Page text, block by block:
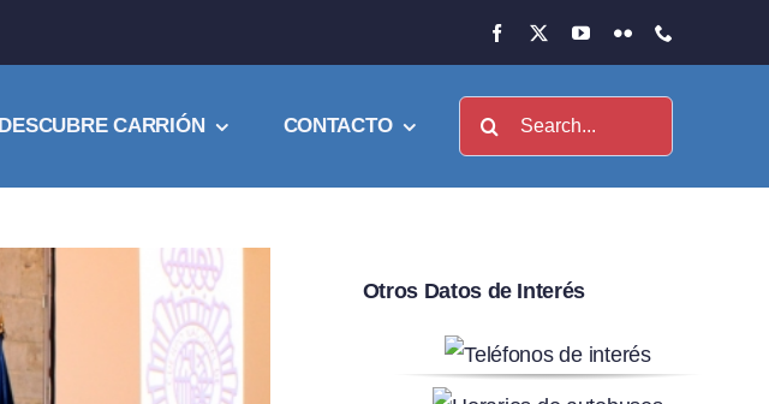
DESCUBRE CARRIÓN CONTACTO Buscar:
Otros Datos de Interés